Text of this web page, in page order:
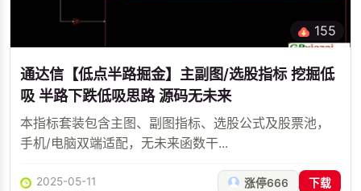
155
通达信【低点半路掘金】主副图/选股指标 挖掘低
吸 半路下跌低吸思路 源码无未来
本指标套装包含主图、副图指标、选股公式及股票池，
手机/电脑双端适配，无未来函数干...
2025-05-11 涨停666 下载